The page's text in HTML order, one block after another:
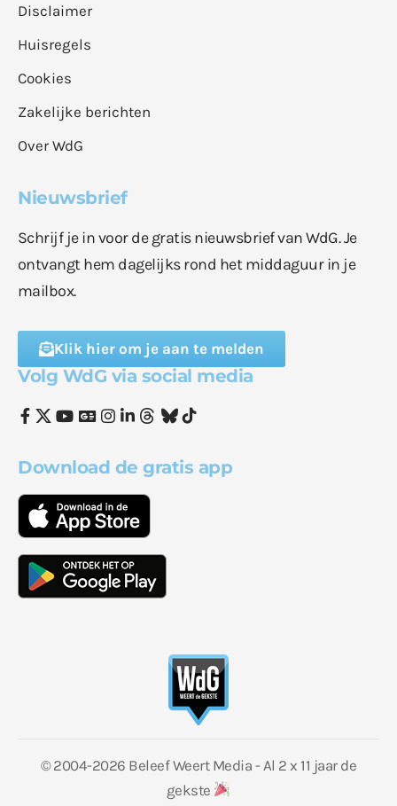
Disclaimer
Huisregels
Cookies
Zakelijke berichten
Over WdG
Nieuwsbrief
Schrijf je in voor de gratis nieuwsbrief van WdG. Je
ontvangt hem dagelijks rond het middaguur in je
mailbox.
Klik hier om je aan te melden
Volg WdG via social media
Download de gratis app
© 2004-2026 Beleef Weert Media - Al 2 x 11 jaar de
gekste